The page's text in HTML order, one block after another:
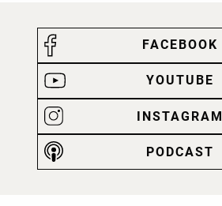
FACEBOOK
YOUTUBE
INSTAGRAM
PODCAST